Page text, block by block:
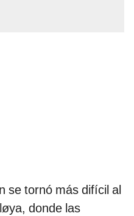
se tornó más difícil al
donde las